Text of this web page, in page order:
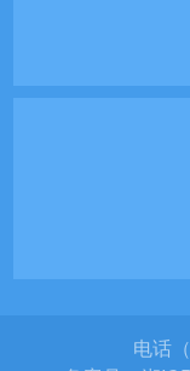
电话